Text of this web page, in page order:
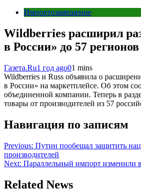
Импортозамещение
Wildberries расширил
в России» до 57 регионов
Газета.Ru1 год ago01 mins
Wildberries и Russ объявила о
в России» на маркетплейсе. Об этом
объединенной компании. Теперь в
товары от производителей из 57
Навигация по записям
Previous: Путин пообещал защитить
производителей
Next: Параллельный импорт изменили
Related News